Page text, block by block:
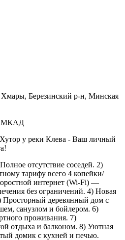
Березинский р-н, Минская
МКАД
у реки Клева - Ваш личный
отсутствие соседей. 2)
тарифу всего 4 копейки/
интернет (Wi-Fi) —
без ограничений. 4) Новая
Просторный деревянный дом с
санузлом и бойлером. 6)
проживания. 7)
отдыха и балконом. 8) Уютная
домик с кухней и печью.